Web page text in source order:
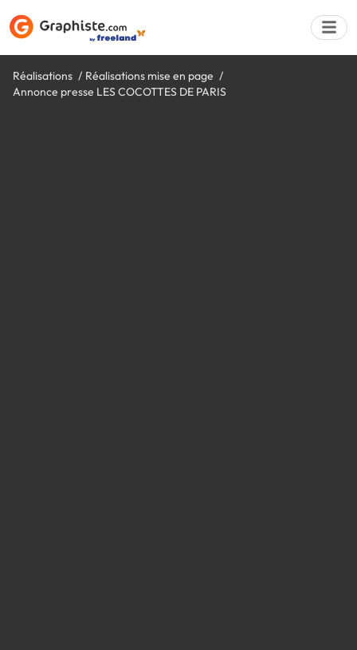
Réalisations
Réalisations mise en page
Annonce presse LES COCOTTES DE PARIS